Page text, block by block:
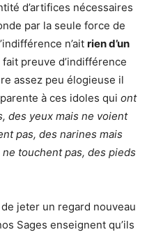
d’artifices nécessaires
par la seule force de
n’ait rien d’un
fait preuve d’indifférence
assez peu élogieuse il
à ces idoles qui ont
des yeux mais ne voient
pas, des narines mais
touchent pas, des pieds
jeter un regard nouveau
Sages enseignent qu’ils